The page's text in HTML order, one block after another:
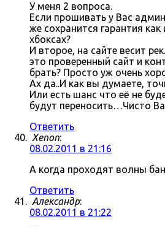
У меня 2 вопроса.
Если прошивать у Вас
же сохранится гарантия
хбоксах?
И второе, на сайте весит
это проверенный сайт и
брать? Просто уж очень
Ах да..И как вы думаете,
Или есть шанс что её не
будут переносить…Чисто
Ответить
Xenon:
08.02.2011 в 21:16
А когда проходят волны
Ответить
Александр:
08.02.2011 в 21:22